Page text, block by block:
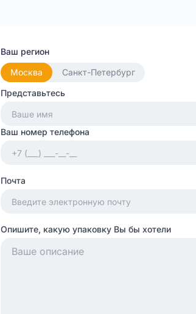
Ваш регион
Москва
Санкт-Петербург
Представьтесь
Ваш номер телефона
Почта
Опишите, какую упаковку Вы бы хотели